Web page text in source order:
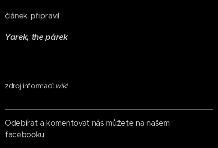
článek připravil
Yarek, the párek
zdroj informací: wiki
Odebírat a komentovat nás můžete na našem
facebooku